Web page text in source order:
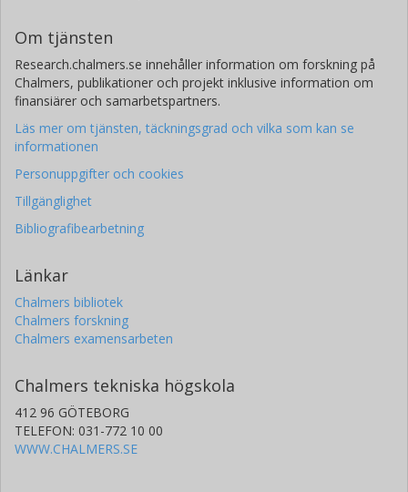
Om tjänsten
Research.chalmers.se innehåller information om forskning på
Chalmers, publikationer och projekt inklusive information om
finansiärer och samarbetspartners.
Läs mer om tjänsten, täckningsgrad och vilka som kan se
informationen
Personuppgifter och cookies
Tillgänglighet
Bibliografibearbetning
Länkar
Chalmers bibliotek
Chalmers forskning
Chalmers examensarbeten
Chalmers tekniska högskola
412 96 GÖTEBORG
TELEFON: 031-772 10 00
WWW.CHALMERS.SE